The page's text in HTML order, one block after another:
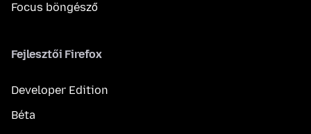
Focus böngésző
Fejlesztői Firefox
Developer Edition
Béta